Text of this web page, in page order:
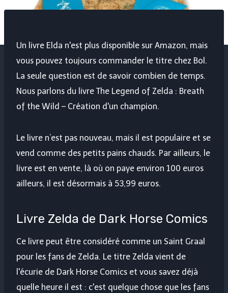
Un livre Elda n'est plus disponible sur Amazon, mais
vous pouvez toujours commander le titre chez Bol.
La seule question est de savoir combien de temps.
Nous parlons du livre The Legend of Zelda : Breath
of the Wild – Création d'un champion.
Le livre n’est pas nouveau, mais il est populaire et se
vend comme des petits pains chauds. Par ailleurs, le
livre est en vente, là où on paye environ 100 euros
ailleurs, il est désormais à 53,99 euros.
Livre Zelda de Dark Horse Comics
Ce livre peut être considéré comme un Saint Graal
pour les fans de Zelda. Le titre Zelda vient de
l'écurie de Dark Horse Comics et vous savez déjà
quelle heure il est : c'est quelque chose que les fans